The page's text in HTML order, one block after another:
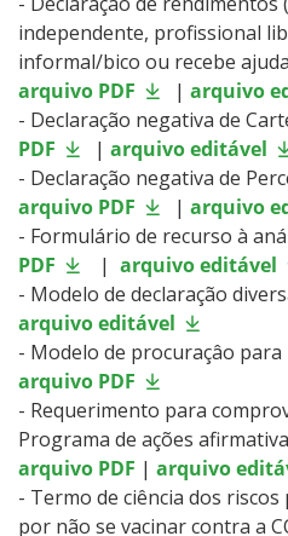
independente, profissional
informal/bico ou recebe
arquivo PDF
| arquivo
- Declaração negativa de
PDF
| arquivo editável
- Declaração negativa de
arquivo PDF
| arquivo
- Formulário de recurso à
PDF
| arquivo editável
- Modelo de declaração
arquivo editável
- Modelo de procuraçâo
arquivo PDF
- Requerimento para
Programa de ações
arquivo PDF | arquivo
- Termo de ciência dos
por não se vacinar contra a